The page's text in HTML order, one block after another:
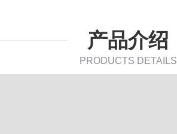
产品介绍
PRODUCTS DETAILS